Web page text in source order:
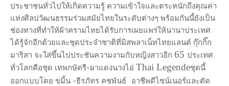
ประชาชนทั่วไปให้เกิดความรู้ ความเข้าใจและตระหนักถึงคุณค่า
แห่งศิลปวัฒนธรรมร่วมสมัยไทยในระดับต่างๆ พร้อมกันนี้ยังเป็น
ช่องทางที่ทำให้ผ้าครามไทยได้รับการเผยแพร่ให้นานาประเทศ
ได้รู้จักอีกด้วยและชุดประจำชาติที่มิสพลาเน็ทไทยแลนด์ กุ๊กกิ๊ก
มาริสา จะใส่ขึ้นไปประชันความงามกับหญิงสาวอีก 65 ประเทศ
ทั่วโลกคือชุด เทพกษัตรี-ผาแดงนางไอ่ Thai Legendeชุดนี้
ออกแบบโดย ขมิ้น -ธีรภัทร คชพันธ์ อาชีพดีไซน์เนอร์และตัด